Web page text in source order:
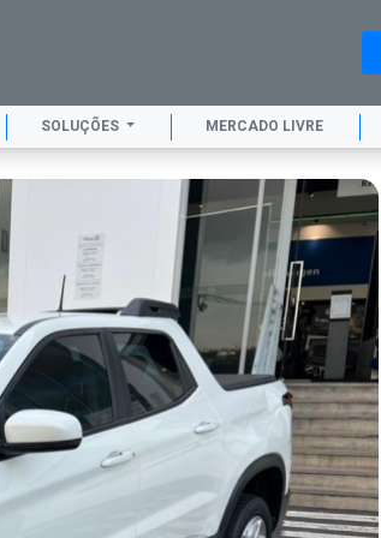
SOLUÇÕES MERCADO LIVRE